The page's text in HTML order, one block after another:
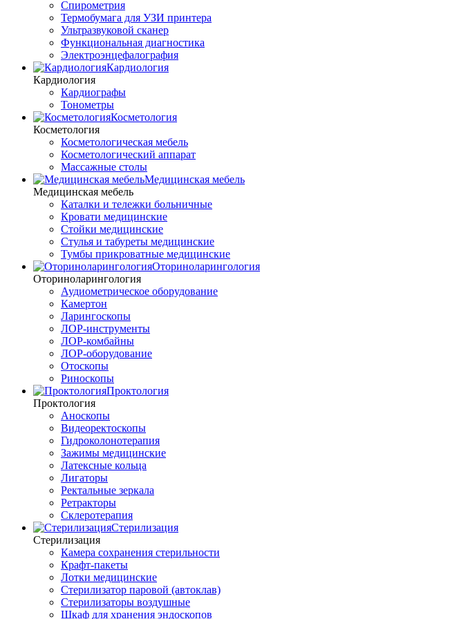
Спирометрия
Термобумага для УЗИ принтера
Ультразвуковой сканер
Функциональная диагностика
Электроэнцефалография
Кардиология
Кардиология
Кардиографы
Тонометры
Косметология
Косметология
Косметологическая мебель
Косметологический аппарат
Массажные столы
Медицинская мебель
Медицинская мебель
Каталки и тележки больничные
Кровати медицинские
Стойки медицинские
Стулья и табуреты медицинские
Тумбы прикроватные медицинские
Оториноларингология
Оториноларингология
Аудиометрическое оборудование
Камертон
Ларингоскопы
ЛОР-инструменты
ЛОР-комбайны
ЛОР-оборудование
Отоскопы
Риноскопы
Проктология
Проктология
Аноскопы
Видеоректоскопы
Гидроколонотерапия
Зажимы медицинские
Латексные кольца
Лигаторы
Ректальные зеркала
Ретракторы
Склеротерапия
Стерилизация
Стерилизация
Камера сохранения стерильности
Крафт-пакеты
Лотки медицинские
Стерилизатор паровой (автоклав)
Стерилизаторы воздушные
Шкаф для хранения эндоскопов